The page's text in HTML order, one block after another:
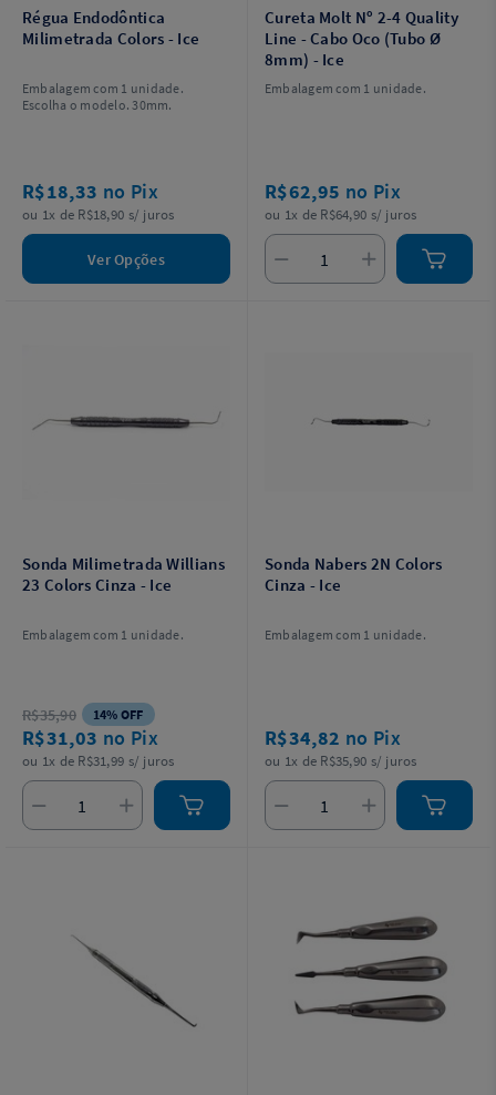
Régua Endodôntica
Milimetrada Colors - Ice
Embalagem com 1 unidade.
Escolha o modelo. 30mm.
R$18,33 no Pix
ou 1x de R$18,90 s/ juros
Ver Opções
Cureta Molt Nº 2-4 Quality
Line - Cabo Oco (Tubo Ø
8mm) - Ice
Embalagem com 1 unidade.
R$62,95 no Pix
ou 1x de R$64,90 s/ juros
Sonda Milimetrada Willians
23 Colors Cinza - Ice
Embalagem com 1 unidade.
R$35,90 14% OFF
R$31,03 no Pix
ou 1x de R$31,99 s/ juros
Sonda Nabers 2N Colors
Cinza - Ice
Embalagem com 1 unidade.
R$34,82 no Pix
ou 1x de R$35,90 s/ juros